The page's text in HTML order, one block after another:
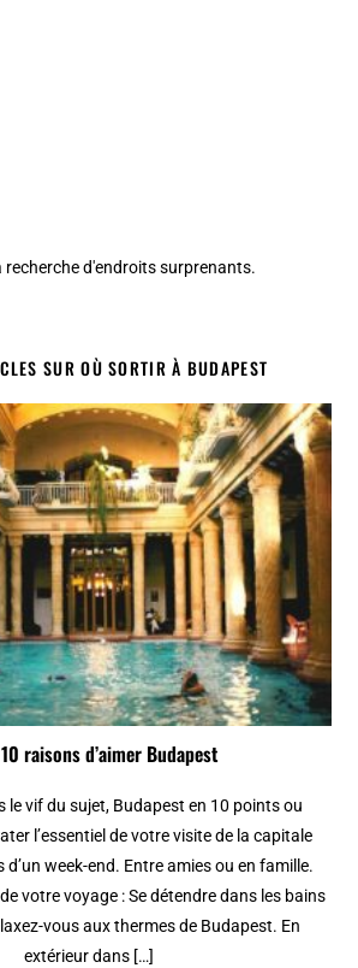
recherche d'endroits surprenants.
SUR OÙ SORTIR À BUDAPEST
raisons d’aimer Budapest
le vif du sujet, Budapest en 10 points ou
l’essentiel de votre visite de la capitale
d’un week-end. Entre amies ou en famille.
votre voyage : Se détendre dans les bains
vous aux thermes de Budapest. En
extérieur dans […]